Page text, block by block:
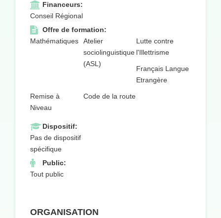
Financeurs:
Conseil Régional
Offre de formation:
Mathématiques
Atelier
sociolinguistique
(ASL)
Lutte contre
l'Illettrisme
Français Langue
Etrangère
Remise à
Niveau
Code de la route
Dispositif:
Pas de dispositif
spécifique
Public:
Tout public
ORGANISATION